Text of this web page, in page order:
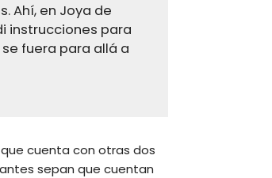
Ahí, en Joya de
instrucciones para
fuera para allá a
cuenta con otras dos
sepan que cuentan